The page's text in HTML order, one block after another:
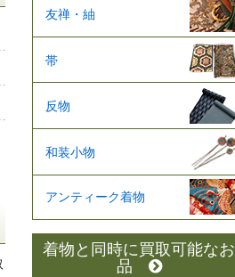
友禅・紬
帯
反物
和装小物
アンティーク着物
着物と同時に買取可能なお
品